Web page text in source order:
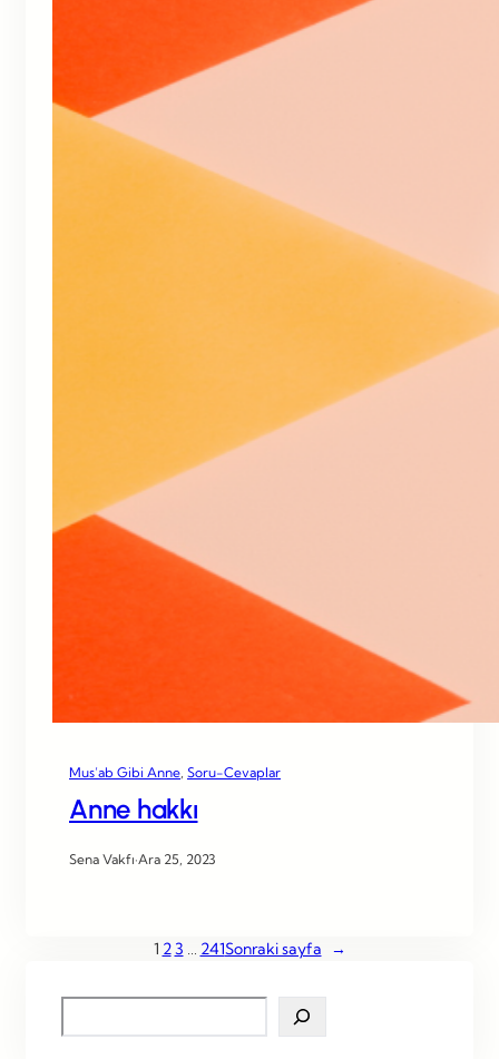
Mus’ab Gibi Anne Soru-Cevaplar
Anne hakkı
Sena Vakfı·Ara 25, 2023
1 23 … 241Sonraki sayfa →
e